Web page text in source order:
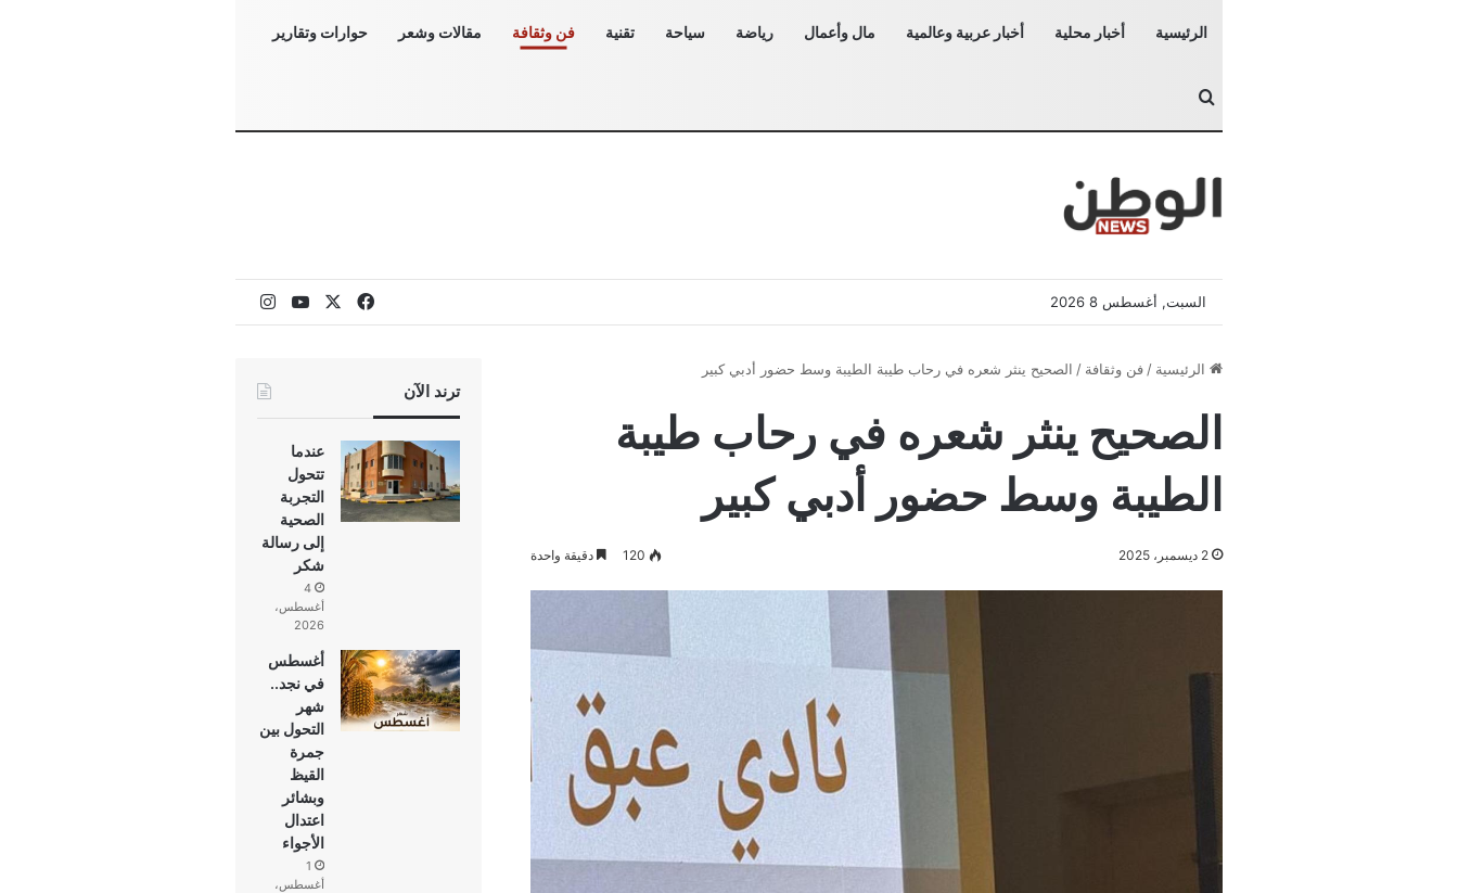
الرئيسية أخبار محلية أخبار عربية وعالمية مال وأعمال رياضة سياحة تقنية فن وثقافة مقالات وشعر حوارات وتقارير
بحث عن
السبت, أغسطس 8 2026 فيسبوك ‫YouTubeانستقرام
الرئيسية / فن وثقافة / الصحيح ينثر شعره في رحاب طيبة الطيبة وسط حضور أدبي كبير
الصحيح ينثر شعره في رحاب طيبة
الطيبة وسط حضور أدبي كبير
2 ديسمبر، 2025 120 دقيقة واحدة
ترند الآن
عندما
تتحول
التجربة
الصحية
إلى رسالة
شكر
4
أغسطس،
2026
أغسطس
في نجد..
شهر
التحول بين
جمرة
القيظ
وبشائر
اعتدال
الأجواء
1
أغسطس،